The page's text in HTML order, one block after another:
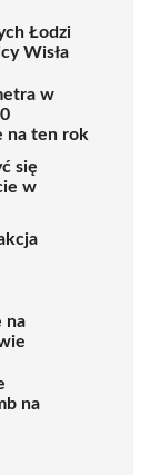
Łodzi
Wisła
w
na ten rok
się
w
na
na